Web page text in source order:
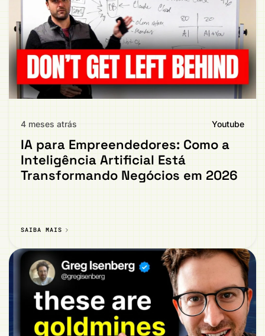
4 meses atrás Youtube
IA para Empreendedores: Como a
Inteligência Artificial Está
Transformando Negócios em 2026
SAIBA MAIS